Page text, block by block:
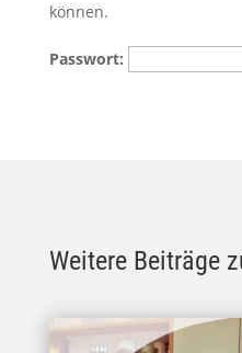
können.
Passwort:
Weitere Beiträge